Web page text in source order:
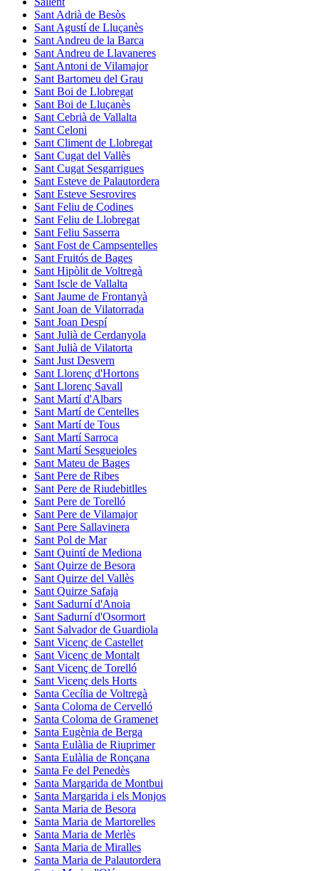
Sant Adrià de Besòs
Sant Agustí de Lluçanès
Sant Andreu de la Barca
Sant Andreu de Llavaneres
Sant Antoni de Vilamajor
Sant Bartomeu del Grau
Sant Boi de Llobregat
Sant Boi de Lluçanès
Sant Cebrià de Vallalta
Sant Celoni
Sant Climent de Llobregat
Sant Cugat del Vallès
Sant Cugat Sesgarrigues
Sant Esteve de Palautordera
Sant Esteve Sesrovires
Sant Feliu de Codines
Sant Feliu de Llobregat
Sant Feliu Sasserra
Sant Fost de Campsentelles
Sant Fruitós de Bages
Sant Hipòlit de Voltregà
Sant Iscle de Vallalta
Sant Jaume de Frontanyà
Sant Joan de Vilatorrada
Sant Joan Despí
Sant Julià de Cerdanyola
Sant Julià de Vilatorta
Sant Just Desvern
Sant Llorenç d'Hortons
Sant Llorenç Savall
Sant Martí d'Albars
Sant Martí de Centelles
Sant Martí de Tous
Sant Martí Sarroca
Sant Martí Sesgueioles
Sant Mateu de Bages
Sant Pere de Ribes
Sant Pere de Riudebitlles
Sant Pere de Torelló
Sant Pere de Vilamajor
Sant Pere Sallavinera
Sant Pol de Mar
Sant Quintí de Mediona
Sant Quirze de Besora
Sant Quirze del Vallès
Sant Quirze Safaja
Sant Sadurní d'Anoia
Sant Sadurní d'Osormort
Sant Salvador de Guardiola
Sant Vicenç de Castellet
Sant Vicenç de Montalt
Sant Vicenç de Torelló
Sant Vicenç dels Horts
Santa Cecília de Voltregà
Santa Coloma de Cervelló
Santa Coloma de Gramenet
Santa Eugènia de Berga
Santa Eulàlia de Riuprimer
Santa Eulàlia de Ronçana
Santa Fe del Penedès
Santa Margarida de Montbui
Santa Margarida i els Monjos
Santa Maria de Besora
Santa Maria de Martorelles
Santa Maria de Merlès
Santa Maria de Miralles
Santa Maria de Palautordera